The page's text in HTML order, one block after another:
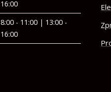
16:00
8:00 - 11:00 | 13:00 -
16:00